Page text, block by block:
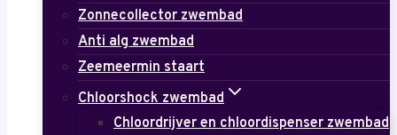
Zonnecollector zwembad
Anti alg zwembad
Zeemeermin staart
Chloorshock zwembad
Chloordrijver en chloordispenser zwembad